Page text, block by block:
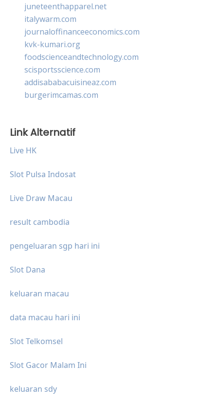
juneteenthapparel.net
italywarm.com
journaloffinanceeconomics.com
kvk-kumari.org
foodscienceandtechnology.com
scisportsscience.com
addisababacuisineaz.com
burgerimcamas.com
Link Alternatif
Live HK
Slot Pulsa Indosat
Live Draw Macau
result cambodia
pengeluaran sgp hari ini
Slot Dana
keluaran macau
data macau hari ini
Slot Telkomsel
Slot Gacor Malam Ini
keluaran sdy